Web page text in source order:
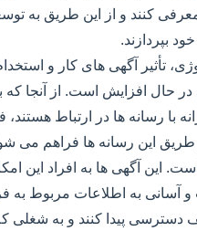
کنند و از این طریق به
بپردازند.
تأثیر آگهی های کار و
در حال افزایش است. از آنجا که
با رسانه ها در ارتباط
این رسانه ها فراهم می
این آگهی ها به افراد این
و آسانی به اطلاعات مربوط
پیدا کنند و به شغلی